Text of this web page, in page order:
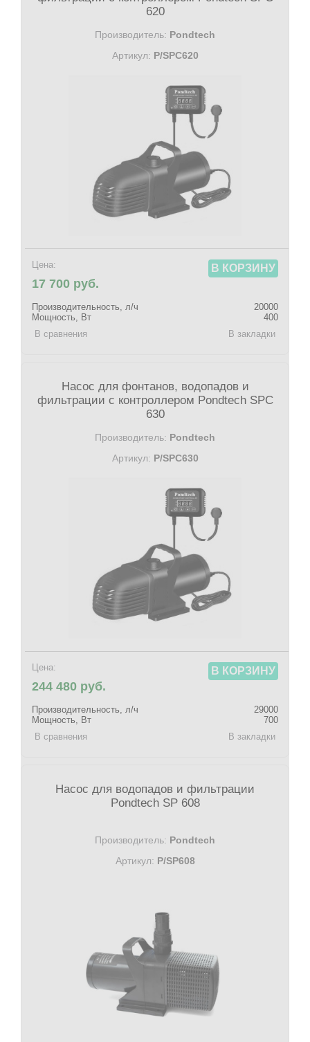
620
Производитель: Pondtech
Артикул: P/SPC620
Цена:
17 700 руб.
В КОРЗИНУ
Производительность, л/ч
20000
Мощность, Вт
400
В сравнения
В закладки
Насос для фонтанов, водопадов и
фильтрации с контроллером Pondtech SPC
630
Производитель: Pondtech
Артикул: P/SPC630
Цена:
244 480 руб.
В КОРЗИНУ
Производительность, л/ч
29000
Мощность, Вт
700
В сравнения
В закладки
Насос для водопадов и фильтрации
Pondtech SP 608
Производитель: Pondtech
Артикул: P/SP608